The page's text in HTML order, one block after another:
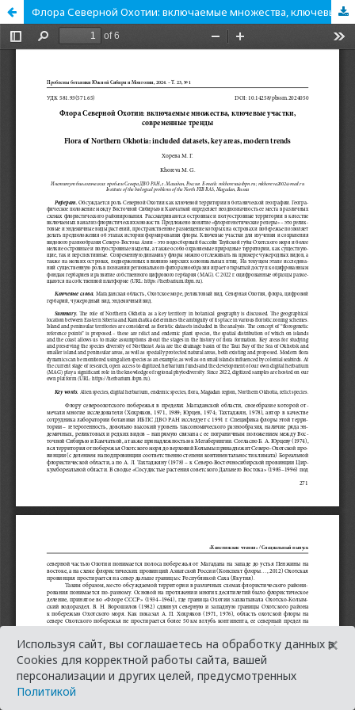
Флора Северной Охотии: включаемые множества, ключевые участки, современные тренды
Используя сайт, вы соглашаетесь на обработку данных в
Cookies для корректной работы сайта, вашей
персонализации и других целей, предусмотренных
Политикой
×